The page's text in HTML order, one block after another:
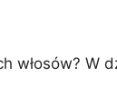
włosów? W